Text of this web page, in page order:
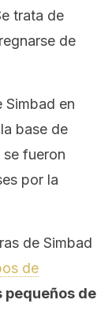
trata de
de
Simbad en
base de
fueron
por la
de Simbad
de
pequeños de